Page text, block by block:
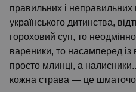
правильних і
українського дитинства,
гороховий суп, то
вареники, то насамперед
просто млинці, а
кожна страва — це